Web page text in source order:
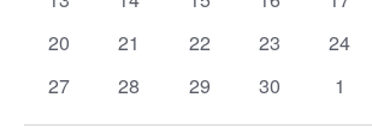
0
20
0
21
0
22
0
23
0
24
0
27
0
28
0
29
0
30
0
1